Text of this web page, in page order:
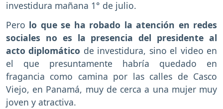
investidura mañana 1° de julio.
Pero lo que se ha robado la atención en redes
sociales no es la presencia del presidente al
acto diplomático de investidura, sino el video en
el que presuntamente habría quedado en
fragancia como camina por las calles de Casco
Viejo, en Panamá, muy de cerca a una mujer muy
joven y atractiva.